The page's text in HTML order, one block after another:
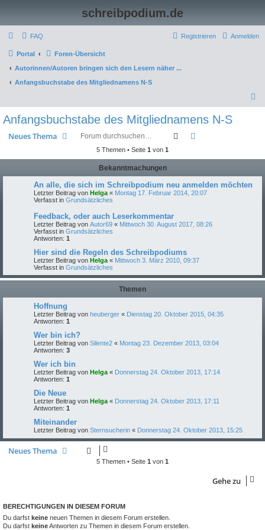
schreibpodium.de
FAQ Anmelden
Registrieren
Portal
Foren-Übersicht
Autorinnen/Autoren bringen sich den Lesern näher ...
Anfangsbuchstabe des Mitgliednamens N-S
Anfangsbuchstabe des Mitgliednamens N-S
Neues Thema Suche
5 Themen • Seite 1 von 1
Bekanntmachungen
An alle, die sich im Schreibpodium neu anmelden möchten
Letzter Beitrag von Helga « Montag 17. Februar 2014, 20:07
Verfasst in Grundsätzliches
Feedback, oder auch Leserkommentar
Letzter Beitrag von Autor69 « Mittwoch 30. August 2017, 08:26
Verfasst in Grundsätzliches
Antworten: 1
Hier sind die Regeln des Schreibpodiums
Letzter Beitrag von Helga « Mittwoch 3. März 2010, 09:37
Verfasst in Grundsätzliches
Themen
Hoffnung
Letzter Beitrag von heuberger « Dienstag 20. Oktober 2015, 04:35
Antworten: 1
Wer bin ich?
Letzter Beitrag von Silente2 « Montag 23. Dezember 2013, 03:04
Antworten: 3
Wer ich bin
Letzter Beitrag von Helga « Donnerstag 24. Oktober 2013, 17:14
Antworten: 1
Die Neue
Letzter Beitrag von Helga « Donnerstag 24. Oktober 2013, 17:11
Antworten: 1
Miteinander
Letzter Beitrag von Sternsucherin « Donnerstag 24. Oktober 2013, 15:25
Neues Thema
5 Themen • Seite 1 von 1
Gehe zu
BERECHTIGUNGEN IN DIESEM FORUM
Du darfst keine neuen Themen in diesem Forum erstellen.
Du darfst keineAntworten zu Themen in diesem Forum erstellen.